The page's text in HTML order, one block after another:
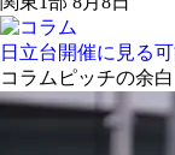
日立台開催に見る
コラム ピッチの余白